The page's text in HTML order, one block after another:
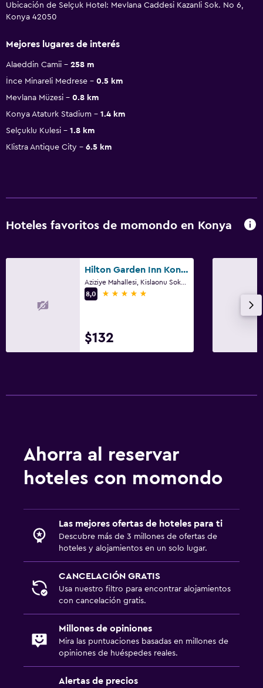
Ubicación de Selçuk Hotel: Mevlana Caddesi Kazanli Sok. No 6,
Konya 42050
Mejores lugares de interés
Alaeddin Camii
258 m
İnce Minareli Medrese
0.5 km
Mevlana Müzesi
0.8 km
Konya Ataturk Stadium
1.4 km
Selçuklu Kulesi
1.8 km
Klistra Antique City
6.5 km
Hoteles favoritos de momondo en Konya
Hilton Garden Inn Konya
8,0
5 estrellas
$132
Ahorra al reservar
hoteles con momondo
Las mejores ofertas de hoteles para ti
Descubre más de 3 millones de ofertas de
hoteles y alojamientos en un solo lugar.
CANCELACIÓN GRATIS
Usa nuestro filtro para encontrar alojamientos
con cancelación gratis.
Millones de opiniones
Mira las puntuaciones basadas en millones de
opiniones de huéspedes reales.
Alertas de precios